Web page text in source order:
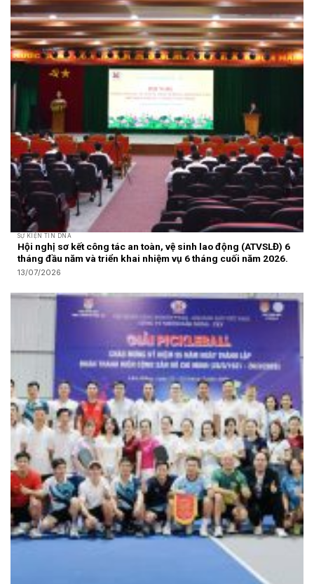
SỰ KIỆN TIN DNA
Hội nghị sơ kết công tác an toàn, vệ sinh lao động (ATVSLĐ) 6
tháng đầu năm và triển khai nhiệm vụ 6 tháng cuối năm 2026.
13/07/2026